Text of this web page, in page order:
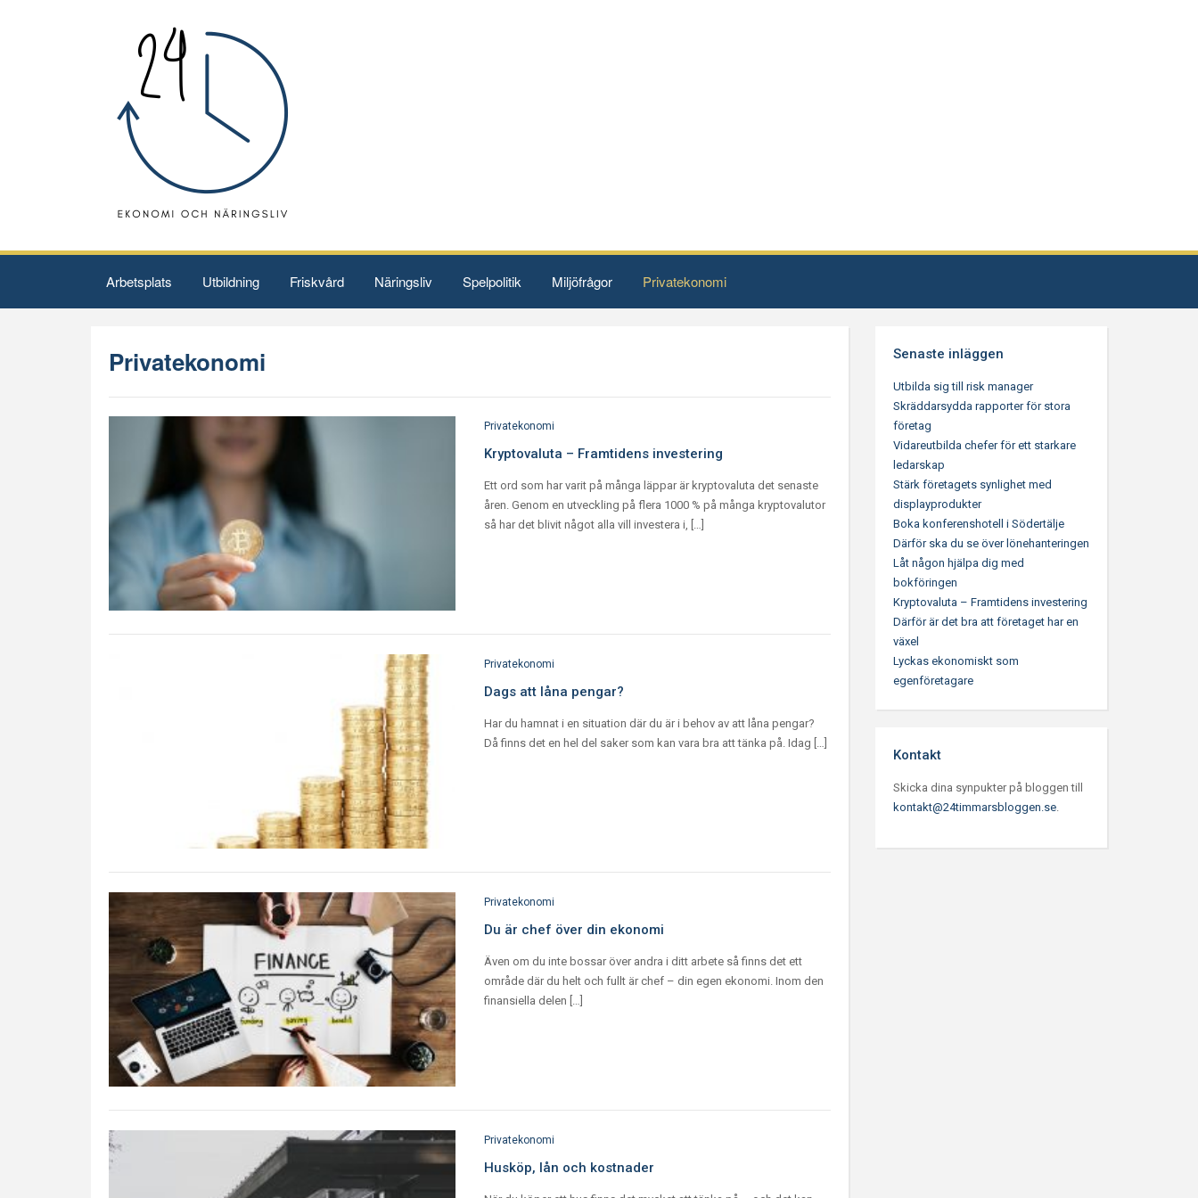
Arbetsplats Utbildning Friskvård Näringsliv Spelpolitik Miljöfrågor Privatekonomi
Privatekonomi
Privatekonomi
Kryptovaluta – Framtidens investering
Ett ord som har varit på många läppar är kryptovaluta det senaste
åren. Genom en utveckling på flera 1000 % på många kryptovalutor
så har det blivit något alla vill investera i, […]
Privatekonomi
Dags att låna pengar?
Har du hamnat i en situation där du är i behov av att låna pengar?
Då finns det en hel del saker som kan vara bra att tänka på. Idag […]
Privatekonomi
Du är chef över din ekonomi
Även om du inte bossar över andra i ditt arbete så finns det ett
område där du helt och fullt är chef – din egen ekonomi. Inom den
finansiella delen […]
Privatekonomi
Husköp, lån och kostnader
Senaste inläggen
Utbilda sig till risk manager
Skräddarsydda rapporter för stora
företag
Vidareutbilda chefer för ett starkare
ledarskap
Stärk företagets synlighet med
displayprodukter
Boka konferenshotell i Södertälje
Därför ska du se över lönehanteringen
Låt någon hjälpa dig med
bokföringen
Kryptovaluta – Framtidens investering
Därför är det bra att företaget har en
växel
Lyckas ekonomiskt som
egenföretagare
Kontakt
Skicka dina synpukter på bloggen till
kontakt@24timmarsbloggen.se.